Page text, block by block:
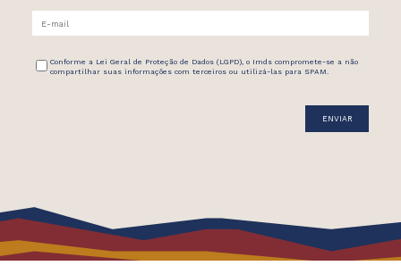
Conforme a Lei Geral de Proteção de Dados (LGPD), o Imds compromete-se a não
compartilhar suas informações com terceiros ou utilizá-las para SPAM.